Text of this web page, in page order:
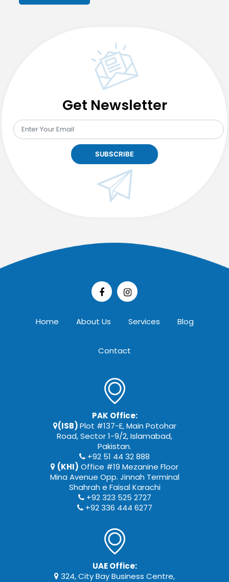
Get Newsletter
Home About Us Services Blog
Contact
PAK Office:
(ISB)Plot #137-E, Main Potohar
Road, Sector 1-9/2, Islamabad,
Pakistan.
+92 51 44 32 888
(KHI) Office #19 Mezanine Floor
Mina Avenue Opp. Jinnah Terminal
Shahrah e Faisal Karachi
+92 323 525 2727
+92 336 444 6277
UAE Office:
324, City Bay Business Centre,